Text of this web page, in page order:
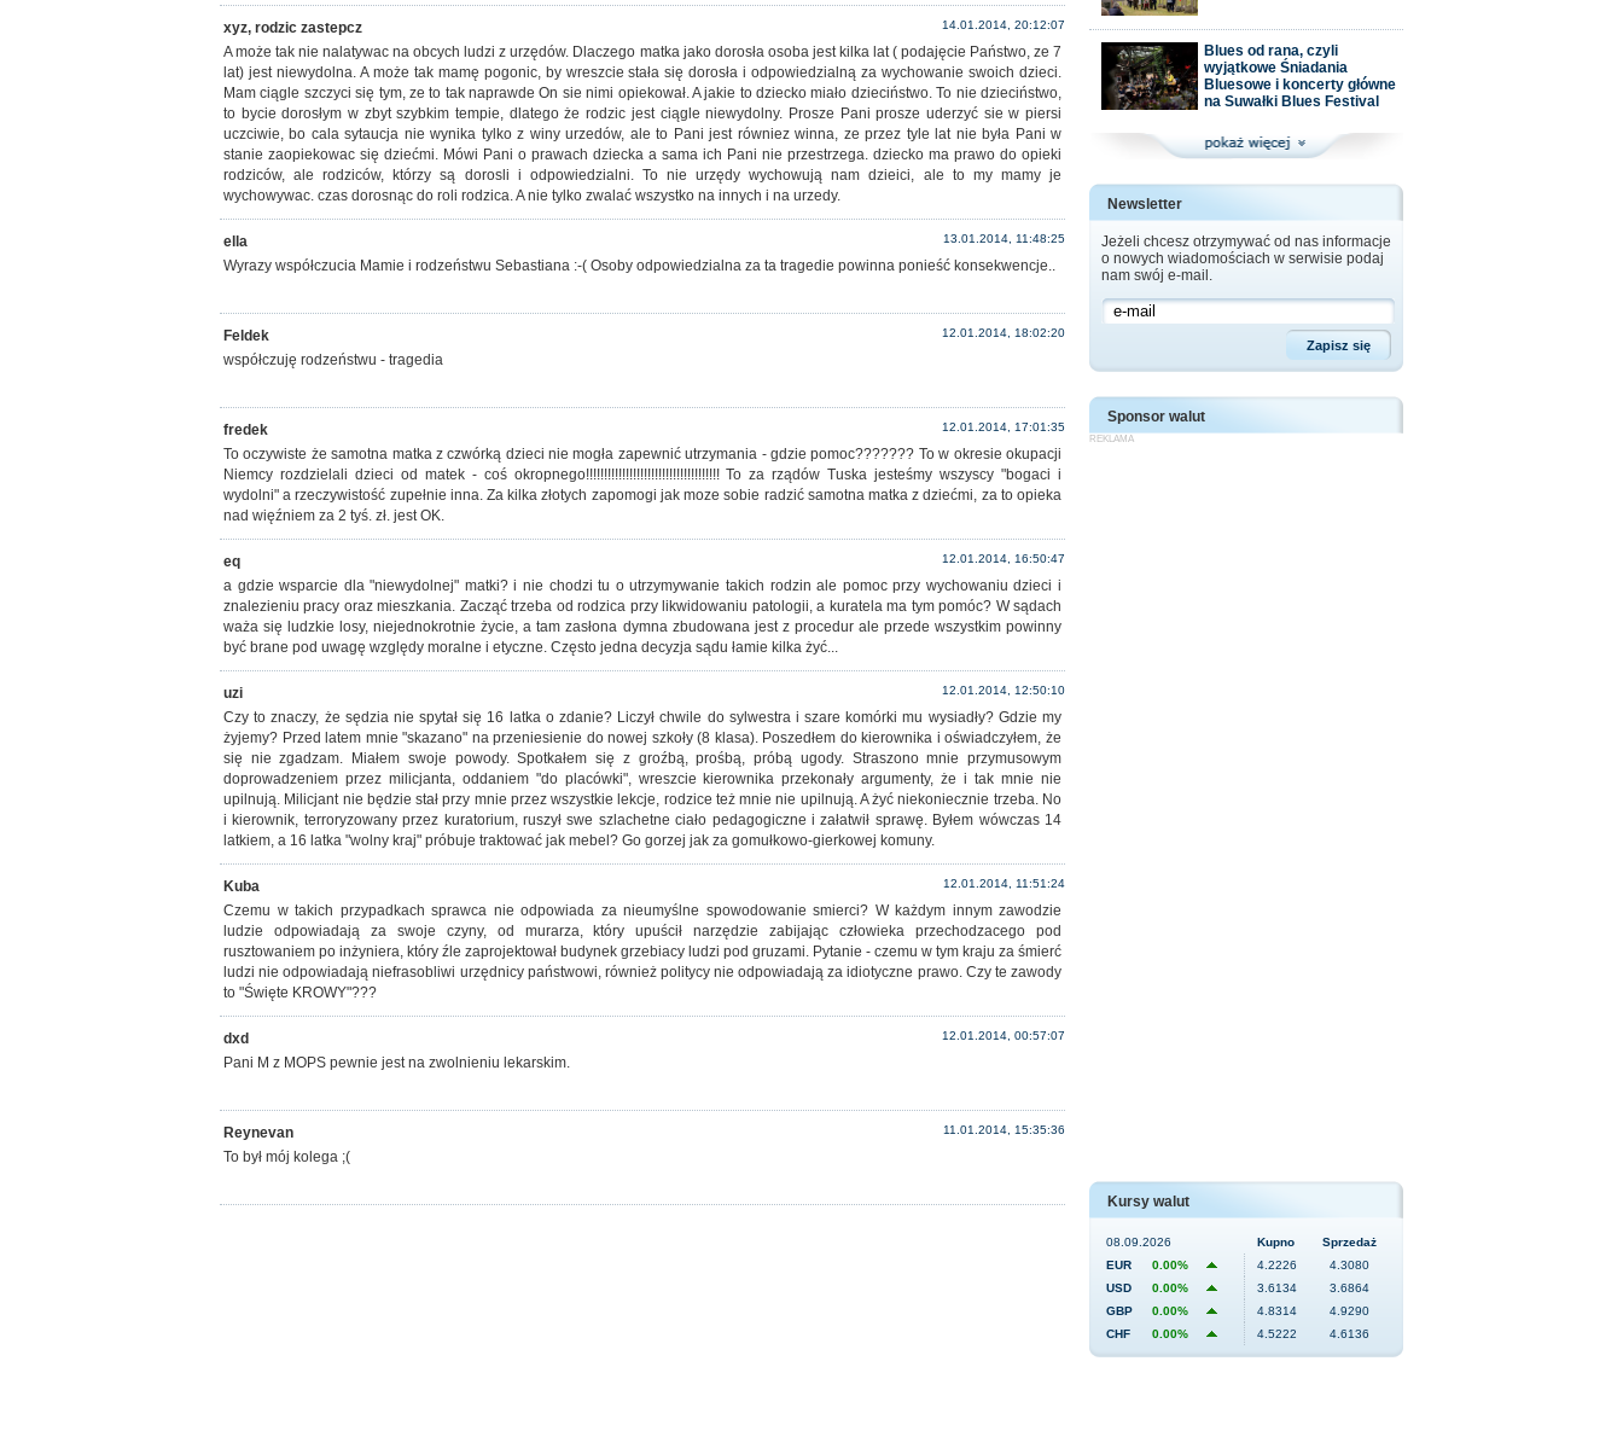
14.01.2014, 20:12:07
xyz, rodzic zastepcz
A może tak nie nalatywac na obcych ludzi z urzędów. Dlaczego matka jako dorosła osoba jest kilka lat ( podajęcie Państwo, ze 7
lat) jest niewydolna. A może tak mamę pogonic, by wreszcie stała się dorosła i odpowiedzialną za wychowanie swoich dzieci.
Mam ciągle szczyci się tym, ze to tak naprawde On sie nimi opiekował. A jakie to dziecko miało dzieciństwo. To nie dzieciństwo,
to bycie dorosłym w zbyt szybkim tempie, dlatego że rodzic jest ciągle niewydolny. Prosze Pani prosze uderzyć sie w piersi
uczciwie, bo cala sytaucja nie wynika tylko z winy urzedów, ale to Pani jest równiez winna, ze przez tyle lat nie była Pani w
stanie zaopiekowac się dziećmi. Mówi Pani o prawach dziecka a sama ich Pani nie przestrzega. dziecko ma prawo do opieki
rodziców, ale rodziców, którzy są dorosli i odpowiedzialni. To nie urzędy wychowują nam dzieici, ale to my mamy je
wychowywac. czas dorosnąc do roli rodzica. A nie tylko zwalać wszystko na innych i na urzedy.
13.01.2014, 11:48:25
ella
Wyrazy współczucia Mamie i rodzeństwu Sebastiana :-( Osoby odpowiedzialna za ta tragedie powinna ponieść konsekwencje..
12.01.2014, 18:02:20
Feldek
współczuję rodzeństwu - tragedia
12.01.2014, 17:01:35
fredek
To oczywiste że samotna matka z czwórką dzieci nie mogła zapewnić utrzymania - gdzie pomoc??????? To w okresie okupacji
Niemcy rozdzielali dzieci od matek - coś okropnego!!!!!!!!!!!!!!!!!!!!!!!!!!!!!!!!!!!!! To za rządów Tuska jesteśmy wszyscy "bogaci i
wydolni" a rzeczywistość zupełnie inna. Za kilka złotych zapomogi jak moze sobie radzić samotna matka z dziećmi, za to opieka
nad więźniem za 2 tyś. zł. jest OK.
12.01.2014, 16:50:47
eq
a gdzie wsparcie dla "niewydolnej" matki? i nie chodzi tu o utrzymywanie takich rodzin ale pomoc przy wychowaniu dzieci i
znalezieniu pracy oraz mieszkania. Zacząć trzeba od rodzica przy likwidowaniu patologii, a kuratela ma tym pomóc? W sądach
waża się ludzkie losy, niejednokrotnie życie, a tam zasłona dymna zbudowana jest z procedur ale przede wszystkim powinny
być brane pod uwagę względy moralne i etyczne. Często jedna decyzja sądu łamie kilka żyć...
12.01.2014, 12:50:10
uzi
Czy to znaczy, że sędzia nie spytał się 16 latka o zdanie? Liczył chwile do sylwestra i szare komórki mu wysiadły? Gdzie my
żyjemy? Przed latem mnie "skazano" na przeniesienie do nowej szkoły (8 klasa). Poszedłem do kierownika i oświadczyłem, że
się nie zgadzam. Miałem swoje powody. Spotkałem się z groźbą, prośbą, próbą ugody. Straszono mnie przymusowym
doprowadzeniem przez milicjanta, oddaniem "do placówki", wreszcie kierownika przekonały argumenty, że i tak mnie nie
upilnują. Milicjant nie będzie stał przy mnie przez wszystkie lekcje, rodzice też mnie nie upilnują. A żyć niekoniecznie trzeba. No
i kierownik, terroryzowany przez kuratorium, ruszył swe szlachetne ciało pedagogiczne i załatwił sprawę. Byłem wówczas 14
latkiem, a 16 latka "wolny kraj" próbuje traktować jak mebel? Go gorzej jak za gomułkowo-gierkowej komuny.
12.01.2014, 11:51:24
Kuba
Czemu w takich przypadkach sprawca nie odpowiada za nieumyślne spowodowanie smierci? W każdym innym zawodzie
ludzie odpowiadają za swoje czyny, od murarza, który upuścił narzędzie zabijając człowieka przechodzacego pod
rusztowaniem po inżyniera, który źle zaprojektował budynek grzebiacy ludzi pod gruzami. Pytanie - czemu w tym kraju za śmierć
ludzi nie odpowiadają niefrasobliwi urzędnicy państwowi, również politycy nie odpowiadają za idiotyczne prawo. Czy te zawody
to "Święte KROWY"???
12.01.2014, 00:57:07
dxd
Pani M z MOPS pewnie jest na zwolnieniu lekarskim.
11.01.2014, 15:35:36
Reynevan
To był mój kolega ;(
Blues od rana, czyli
wyjątkowe Śniadania
Bluesowe i koncerty główne
na Suwałki Blues Festival
Newsletter
Jeżeli chcesz otrzymywać od nas informacje
o nowych wiadomościach w serwisie podaj
nam swój e-mail.
Sponsor walut
Kursy walut
08.09.2026 Kupno
Sprzedaż
EUR
0.00% 4.2226
4.3080
USD
0.00% 3.6134
3.6864
GBP
0.00% 4.8314
4.9290
CHF
0.00% 4.5222 4.6136